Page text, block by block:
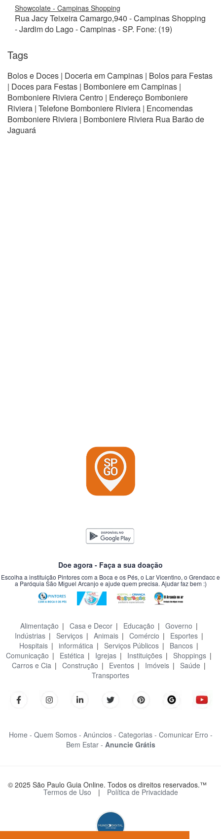
Showcolate - Campinas Shopping
Rua Jacy Teixeira Camargo,940 - Campinas Shopping
- Jardim do Lago - Campinas - SP. Fone: (19)
Tags
Bolos e Doces | Doceria em Campinas | Bolos para Festas
| Doces para Festas | Bomboniere em Campinas |
Bomboniere Riviera Centro | Endereço Bomboniere
Riviera | Telefone Bomboniere Riviera | Encomendas
Bomboniere Riviera | Bomboniere Riviera Rua Barão de
Jaguará
Doe agora - Faça a sua doação
Escolha a instituição Pintores com a Boca e os Pés, o Lar Vicentino, o Grendacc e
a Paróquia São Miguel Arcanjo e ajude quem precisa. Ajudar faz bem :)
Alimentação | Casa e Decor| Educação | Governo |
Indústrias| Serviços| Animais| Comércio | Esportes|
Hospitais | informática | Serviços Públicos | Bancos |
Comunicação | Estética | Igrejas | Instituições | Shoppings |
Carros e Cia | Construção | Eventos | Imóveis | Saúde |
Transportes
Home - Quem Somos - Anúncios - Categorias - Comunicar Erro -
Bem Estar - Anuncie Grátis
© 2025 São Paulo Guia Online. Todos os direitos reservados.™
Termos de Uso | Política de Privacidade